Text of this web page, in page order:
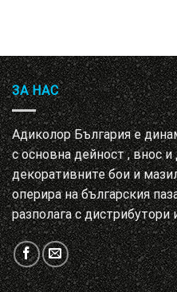
ЗА НАС
Адиколор България е
с основна дейност , внос
декоративните бои и
оперира на българския
разполага с